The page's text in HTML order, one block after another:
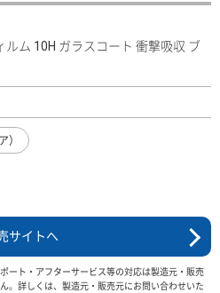
ム 10H ガラスコート 衝撃吸収 ブ
）
サイトへ
ート・アフターサービス等の対応は製造元・販売
。詳しくは、製造元・販売元にお問い合わせいた